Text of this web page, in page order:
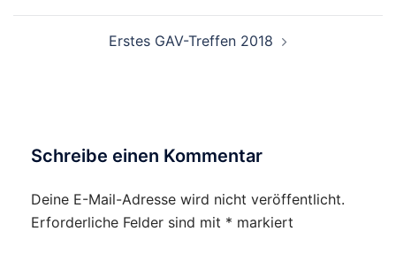
Erstes GAV-Treffen 2018
Schreibe einen Kommentar
Deine E-Mail-Adresse wird nicht veröffentlicht.
Erforderliche Felder sind mit * markiert